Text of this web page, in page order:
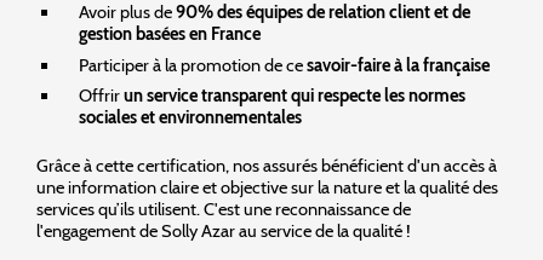
Avoir plus de90% des équipes de relation client et de
gestion basées en France
Participer à la promotion de cesavoir-faire à la française
Offrirun service transparentqui respecte les normes
sociales et environnementales
Grâce à cette certification, nos assurés bénéficient d'un accès à
une information claire et objective sur la nature et la qualité des
services qu’ils utilisent. C'est une reconnaissance de
l'engagement de Solly Azar au service de la qualité !